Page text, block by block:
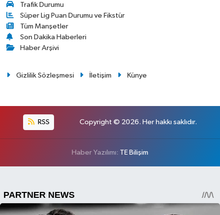
Trafik Durumu
Süper Lig Puan Durumu ve Fikstür
Tüm Manşetler
Son Dakika Haberleri
Haber Arşivi
Gizlilik Sözleşmesi İletişim Künye
RSS Copyright © 2026. Her hakkı saklıdır.
Haber Yazılımı: TE Bilişim